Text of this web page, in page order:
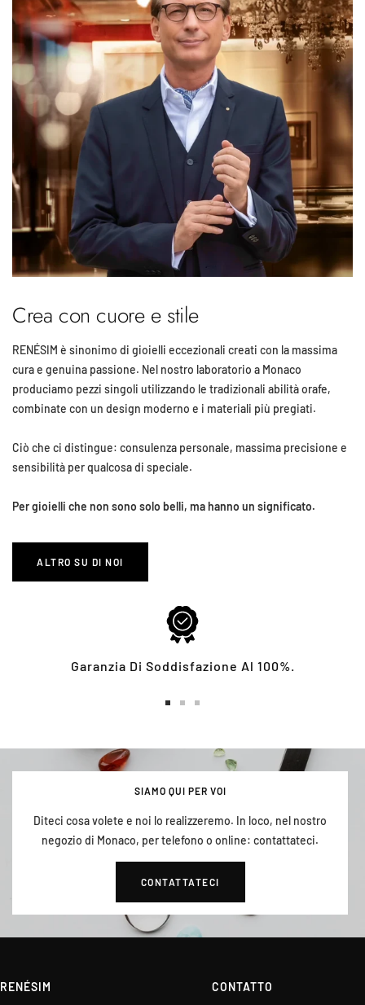
Crea con cuore e stile
RENÉSIM è sinonimo di gioielli eccezionali creati con la massima
cura e genuina passione. Nel nostro laboratorio a Monaco
produciamo pezzi singoli utilizzando le tradizionali abilità orafe,
combinate con un design moderno e i materiali più pregiati.
Ciò che ci distingue: consulenza personale, massima precisione e
sensibilità per qualcosa di speciale.
Per gioielli che non sono solo belli, ma hanno un significato.
ALTRO SU DI NOI
Garanzia Di Soddisfazione Al 100%.
slide
1
slide
2
slide
3
SIAMO QUI PER VOI
Diteci cosa volete e noi lo realizzeremo. In loco, nel nostro
negozio di Monaco, per telefono o online: contattateci.
CONTATTATECI
RENÉSIM CONTATTO